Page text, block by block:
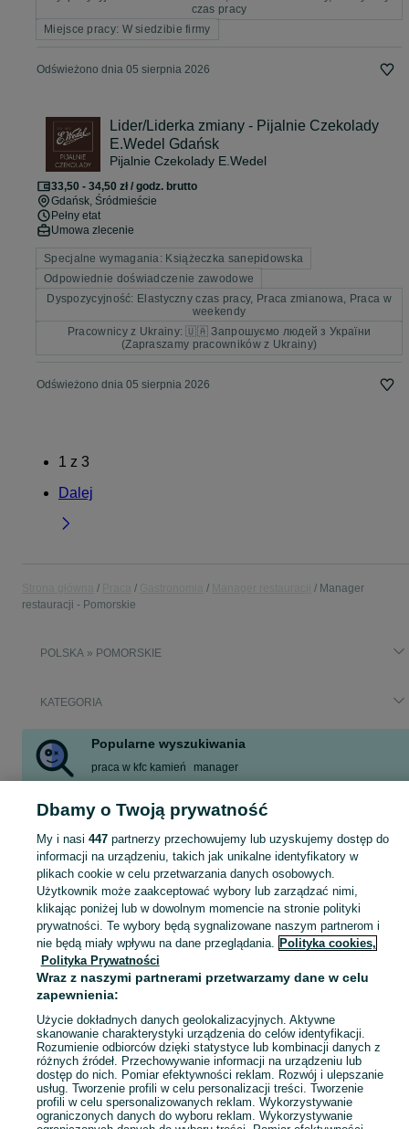
czas pracy
Miejsce pracy: W siedzibie firmy
Odświeżono dnia 05 sierpnia 2026
Lider/Liderka zmiany - Pijalnie Czekolady
E.Wedel Gdańsk
Pijalnie Czekolady E.Wedel
33,50 - 34,50 zł / godz. brutto
Gdańsk, Śródmieście
Pełny etat
Umowa zlecenie
Specjalne wymagania: Książeczka sanepidowska
Odpowiednie doświadczenie zawodowe
Dyspozycyjność: Elastyczny czas pracy, Praca zmianowa, Praca w
weekendy
Pracownicy z Ukrainy: 🇺🇦 Запрошуємо людей з України
(Zapraszamy pracowników z Ukrainy)
Odświeżono dnia 05 sierpnia 2026
1 z 3
Dalej
Manager
restauracji - Pomorskie
POLSKA » POMORSKIE
KATEGORIA
Popularne wyszukiwania
praca w kfc kamień manager
Mapa kategorii
Mapa miejscowości
Mapa ministron
Popularne wyszukiwania
Dbamy o Twoją prywatność
My i nasi 447partnerzy przechowujemy lub uzyskujemy dostęp do
informacji na urządzeniu, takich jak unikalne identyfikatory w
plikach cookie w celu przetwarzania danych osobowych.
Użytkownik może zaakceptować wybory lub zarządzać nimi,
klikając poniżej lub w dowolnym momencie na stronie polityki
prywatności. Te wybory będą sygnalizowane naszym partnerom i
nie będą miały wpływu na dane przeglądania. Polityka cookies,
Polityka Prywatności
Wraz z naszymi partnerami przetwarzamy dane w celu
zapewnienia:
Użycie dokładnych danych geolokalizacyjnych. Aktywne
skanowanie charakterystyki urządzenia do celów identyfikacji.
Rozumienie odbiorców dzięki statystyce lub kombinacji danych z
różnych źródeł. Przechowywanie informacji na urządzeniu lub
dostęp do nich. Pomiar efektywności reklam. Rozwój i ulepszanie
usług. Tworzenie profili w celu personalizacji treści. Tworzenie
profili w celu spersonalizowanych reklam. Wykorzystywanie
ograniczonych danych do wyboru reklam. Wykorzystywanie